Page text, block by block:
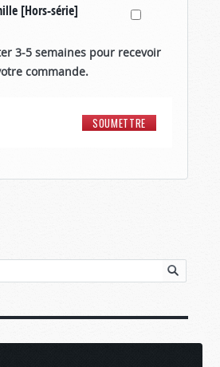
[Hors-série]
3-5 semaines pour recevoir
commande.